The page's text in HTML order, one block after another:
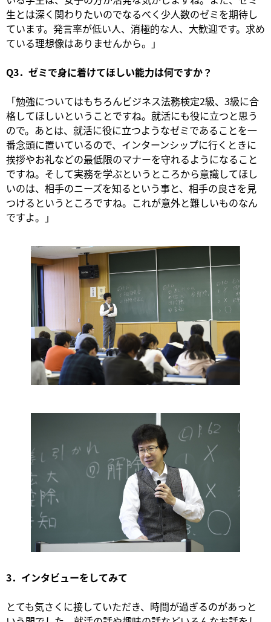
生とは深く関わりたいのでなるべく少人数のゼミを期待し
ています。発言率が低い人、消極的な人、大歓迎です。求め
ている理想像はありませんから。」
Q3．ゼミで身に着けてほしい能力は何ですか？
「勉強についてはもちろんビジネス法務検定2級、3級に合
格してほしいということですね。就活にも役に立つと思う
ので。あとは、就活に役に立つようなゼミであることを一
番念頭に置いているので、インターンシップに行くときに
挨拶やお礼などの最低限のマナーを守れるようになること
ですね。そして実務を学ぶというところから意識してほし
いのは、相手のニーズを知るという事と、相手の良さを見
つけるというところですね。これが意外と難しいものなん
ですよ。」
3．インタビューをしてみて
とても気さくに接していただき、時間が過ぎるのがあっと